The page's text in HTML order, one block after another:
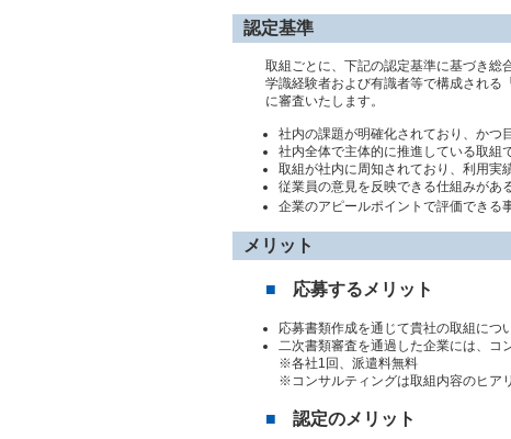
認定基準
取組ごとに、下記の認定基準に基づき総
学識経験者および有識者等で構成される
に審査いたします。
社内の課題が明確化されており、かつ
社内全体で主体的に推進している取組
取組が社内に周知されており、利用実
従業員の意見を反映できる仕組みがあ
企業のアピールポイントで評価できる
メリット
応募するメリット
応募書類作成を通じて貴社の取組につ
二次書類審査を通過した企業には、コ
※各社1回、派遣料無料
※コンサルティングは取組内容のヒア
認定のメリット